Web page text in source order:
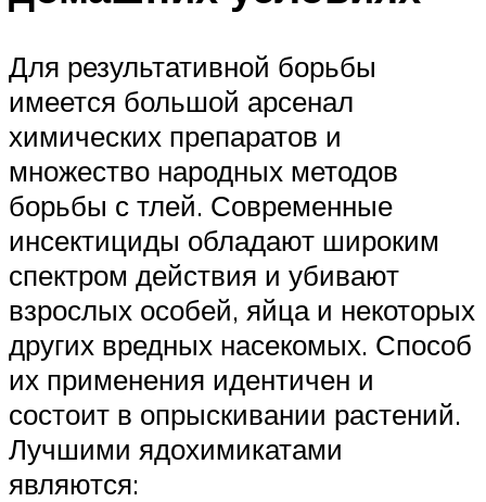
Для результативной борьбы
имеется большой арсенал
химических препаратов и
множество народных методов
борьбы с тлей. Современные
инсектициды обладают широким
спектром действия и убивают
взрослых особей, яйца и некоторых
других вредных насекомых. Способ
их применения идентичен и
состоит в опрыскивании растений.
Лучшими ядохимикатами
являются: